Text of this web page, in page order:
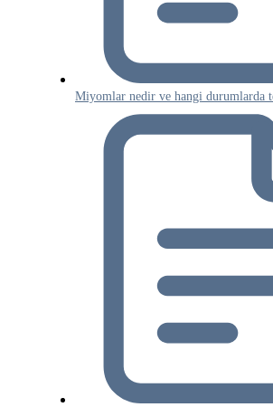
Miyomlar nedir ve hangi durumlarda